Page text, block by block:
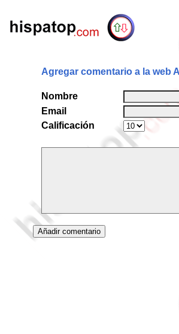
Agregar comentario a la web
Nombre
Email
Calificación